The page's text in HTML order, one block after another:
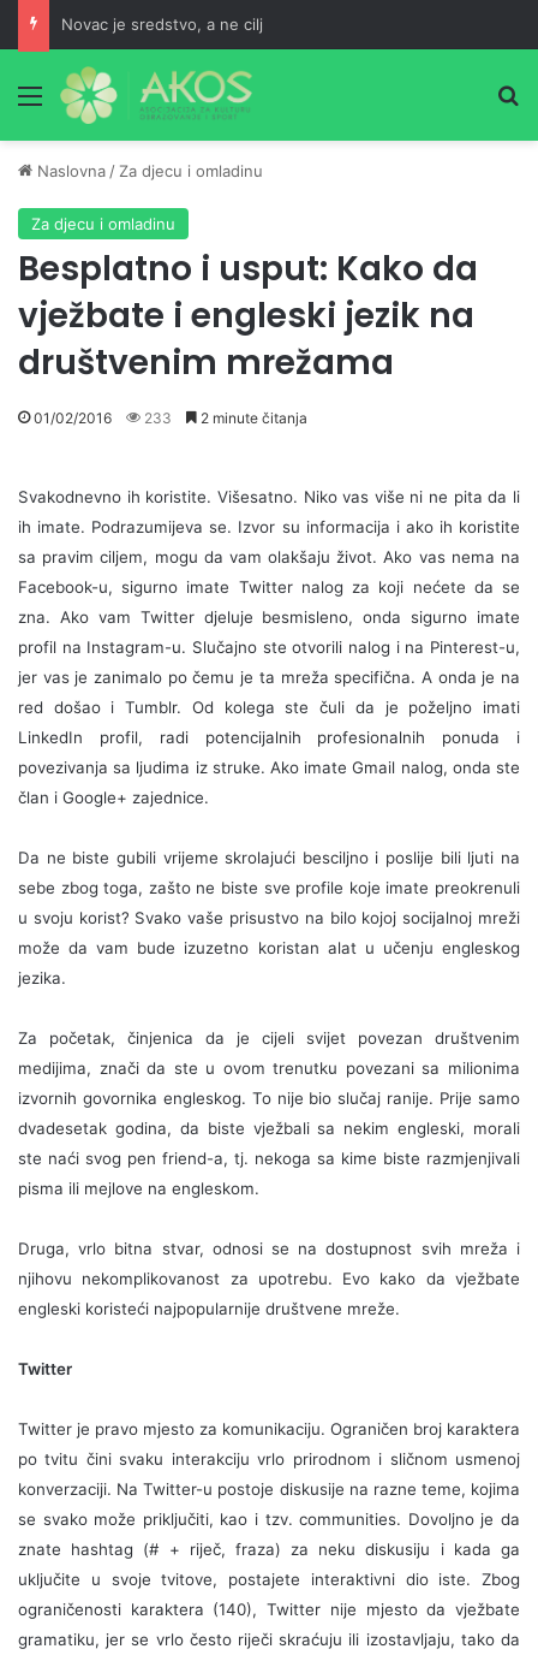
Novac je sredstvo, a ne cilj
Meni
Naslovna / Za djecu i omladinu
Za djecu i omladinu
Besplatno i usput: Kako da
vježbate i engleski jezik na
društvenim mrežama
01/02/2016 233 2 minute čitanja
Svakodnevno ih koristite. Višesatno. Niko vas više ni ne pita da li
ih imate. Podrazumijeva se. Izvor su informacija i ako ih koristite
sa pravim ciljem, mogu da vam olakšaju život. Ako vas nema na
Facebook-u, sigurno imate Twitter nalog za koji nećete da se
zna. Ako vam Twitter djeluje besmisleno, onda sigurno imate
profil na Instagram-u. Slučajno ste otvorili nalog i na Pinterest-u,
jer vas je zanimalo po čemu je ta mreža specifična. A onda je na
red došao i Tumblr. Od kolega ste čuli da je poželjno imati
LinkedIn profil, radi potencijalnih profesionalnih ponuda i
povezivanja sa ljudima iz struke. Ako imate Gmail nalog, onda ste
član i Google+ zajednice.
Da ne biste gubili vrijeme skrolajući besciljno i poslije bili ljuti na
sebe zbog toga, zašto ne biste sve profile koje imate preokrenuli
u svoju korist? Svako vaše prisustvo na bilo kojoj socijalnoj mreži
može da vam bude izuzetno koristan alat u učenju engleskog
jezika.
Za početak, činjenica da je cijeli svijet povezan društvenim
medijima, znači da ste u ovom trenutku povezani sa milionima
izvornih govornika engleskog. To nije bio slučaj ranije. Prije samo
dvadesetak godina, da biste vježbali sa nekim engleski, morali
ste naći svog pen friend-a, tj. nekoga sa kime biste razmjenjivali
pisma ili mejlove na engleskom.
Druga, vrlo bitna stvar, odnosi se na dostupnost svih mreža i
njihovu nekomplikovanost za upotrebu. Evo kako da vježbate
engleski koristeći najpopularnije društvene mreže.
Twitter
Twitter je pravo mjesto za komunikaciju. Ograničen broj karaktera
po tvitu čini svaku interakciju vrlo prirodnom i sličnom usmenoj
konverzaciji. Na Twitter-u postoje diskusije na razne teme, kojima
se svako može priključiti, kao i tzv. communities. Dovoljno je da
znate hashtag (# + riječ, fraza) za neku diskusiju i kada ga
uključite u svoje tvitove, postajete interaktivni dio iste. Zbog
ograničenosti karaktera (140), Twitter nije mjesto da vježbate
gramatiku, jer se vrlo često riječi skraćuju ili izostavljaju, tako da